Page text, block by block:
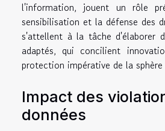
l'information, jouent un rôle
sensibilisation et la défense des
s'attellent à la tâche d'élaborer
adaptés, qui concilient
protection impérative de la sphère
Impact des
données